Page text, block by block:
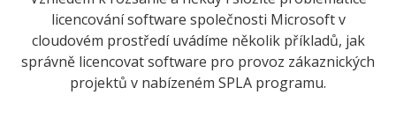
licencování software společnosti Microsoft v
cloudovém prostředí uvádíme několik příkladů, jak
správně licencovat software pro provoz zákaznických
projektů v nabízeném SPLA programu.